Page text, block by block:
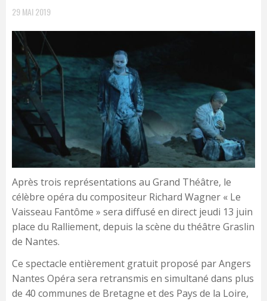
29 MAI 2019
Après trois représentations au Grand Théâtre, le
célèbre opéra du compositeur Richard Wagner « Le
Vaisseau Fantôme » sera diffusé en direct jeudi 13 juin
place du Ralliement, depuis la scène du théâtre Graslin
de Nantes.
Ce spectacle entièrement gratuit proposé par Angers
Nantes Opéra sera retransmis en simultané dans plus
de 40 communes de Bretagne et des Pays de la Loire,